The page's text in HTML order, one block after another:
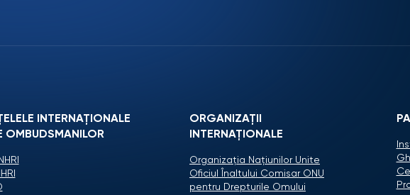
INTERNAȚIONALE
OMBUDSMANILOR
ORGANIZAŢII
INTERNAŢIONALE
Organizaţia Naţiunilor Unite
Oficiul Înaltului Comisar ONU
pentru Drepturile Omului